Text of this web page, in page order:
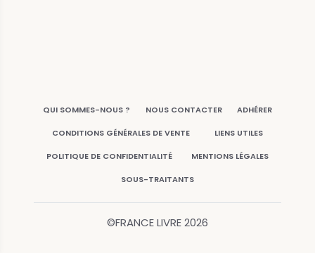
QUI SOMMES-NOUS ? NOUS CONTACTER ADHÉRER
CONDITIONS GÉNÉRALES DE VENTE LIENS UTILES
POLITIQUE DE CONFIDENTIALITÉ MENTIONS LÉGALES
SOUS-TRAITANTS
©FRANCE LIVRE2026